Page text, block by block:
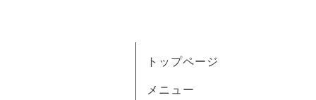
トップページ
メニュー